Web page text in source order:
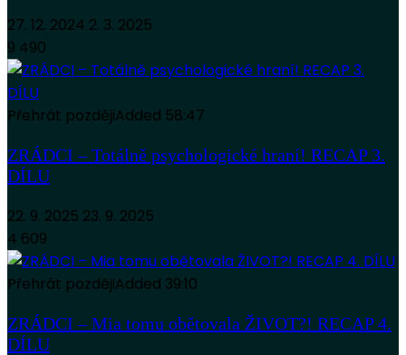
27. 12. 2024 2. 3. 2025
9 490
Přehrát pozdějiAdded 58:47
ZRÁDCI – Totálně psychologické hraní! RECAP 3.
DÍLU
22. 9. 2025 23. 9. 2025
4 609
Přehrát pozdějiAdded 39:10
ZRÁDCI – Mia tomu obětovala ŽIVOT?! RECAP 4.
DÍLU